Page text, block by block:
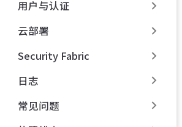
用户与认证
云部署
Security Fabric
日志
常见问题